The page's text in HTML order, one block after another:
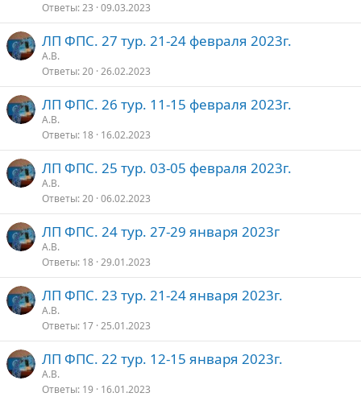
Ответы 23 09.03.2023
ЛП ФПС. 27 тур. 21-24 февраля 2023г.
А.В.
Ответы 20 26.02.2023
ЛП ФПС. 26 тур. 11-15 февраля 2023г.
А.В.
Ответы 18 16.02.2023
ЛП ФПС. 25 тур. 03-05 февраля 2023г.
А.В.
Ответы 20 06.02.2023
ЛП ФПС. 24 тур. 27-29 января 2023г
А.В.
Ответы 18 29.01.2023
ЛП ФПС. 23 тур. 21-24 января 2023г.
А.В.
Ответы 17 25.01.2023
ЛП ФПС. 22 тур. 12-15 января 2023г.
А.В.
Ответы 19 16.01.2023